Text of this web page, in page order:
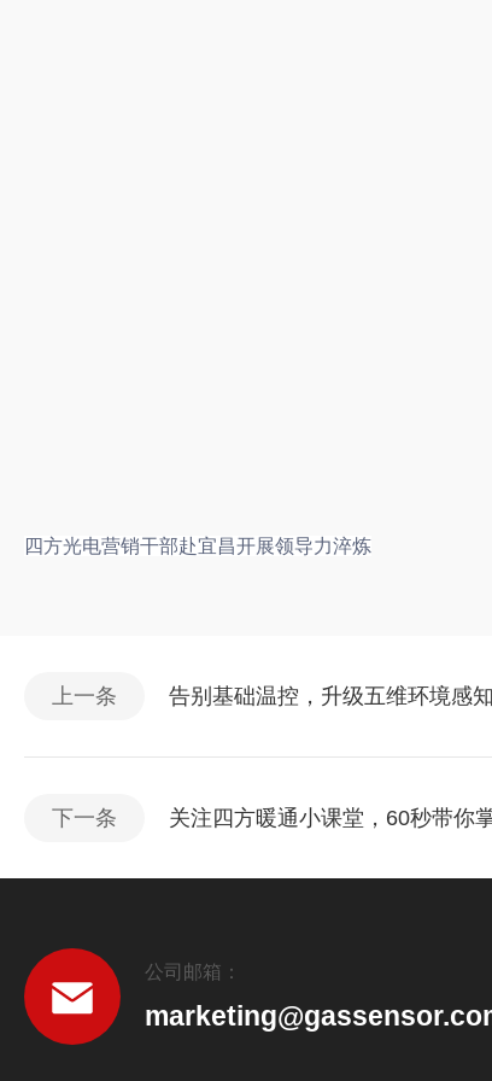
四方光电营销干部赴宜昌开展领导力淬炼
上一条 告别基础温控，升级五维环境感
下一条 关注四方暖通小课堂，60秒带你
公司邮箱：